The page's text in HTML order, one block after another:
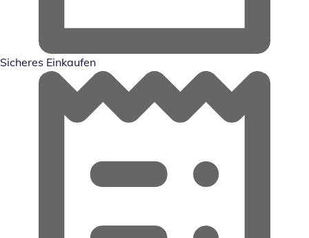
Sicheres Einkaufen